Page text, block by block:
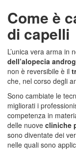
Come è
di capelli
L’unica vera arma in
dell’alopecia
non è reversibile è il
che, nel corso degli
Sono cambiate le
migliorati i
competenza in
delle nuove cliniche
sono diventate dei
nelle quali sono